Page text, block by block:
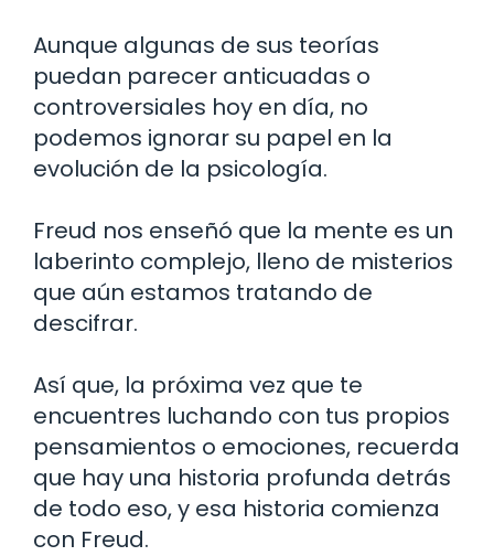
Aunque algunas de sus teorías
puedan parecer anticuadas o
controversiales hoy en día, no
podemos ignorar su papel en la
evolución de la psicología.
Freud nos enseñó que la mente es un
laberinto complejo, lleno de misterios
que aún estamos tratando de
descifrar.
Así que, la próxima vez que te
encuentres luchando con tus propios
pensamientos o emociones, recuerda
que hay una historia profunda detrás
de todo eso, y esa historia comienza
con Freud.